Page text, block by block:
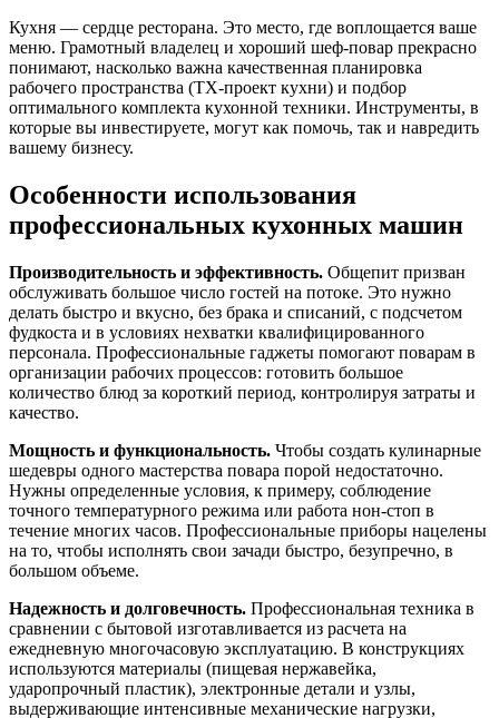
Кухня — сердце ресторана. Это место, где воплощается ваше
меню. Грамотный владелец и хороший шеф-повар прекрасно
понимают, насколько важна качественная планировка
рабочего пространства (ТХ-проект кухни) и подбор
оптимального комплекта кухонной техники. Инструменты, в
которые вы инвестируете, могут как помочь, так и навредить
вашему бизнесу.
Особенности использования
профессиональных кухонных машин
Производительность и эффективность. Общепит призван
обслуживать большое число гостей на потоке. Это нужно
делать быстро и вкусно, без брака и списаний, с подсчетом
фудкоста и в условиях нехватки квалифицированного
персонала. Профессиональные гаджеты помогают поварам в
организации рабочих процессов: готовить большое
количество блюд за короткий период, контролируя затраты и
качество.
Мощность и функциональность. Чтобы создать кулинарные
шедевры одного мастерства повара порой недостаточно.
Нужны определенные условия, к примеру, соблюдение
точного температурного режима или работа нон-стоп в
течение многих часов. Профессиональные приборы нацелены
на то, чтобы исполнять свои зачади быстро, безупречно, в
большом объеме.
Надежность и долговечность. Профессиональная техника в
сравнении с бытовой изготавливается из расчета на
ежедневную многочасовую эксплуатацию. В конструкциях
используются материалы (пищевая нержавейка,
ударопрочный пластик), электронные детали и узлы,
выдерживающие интенсивные механические нагрузки,